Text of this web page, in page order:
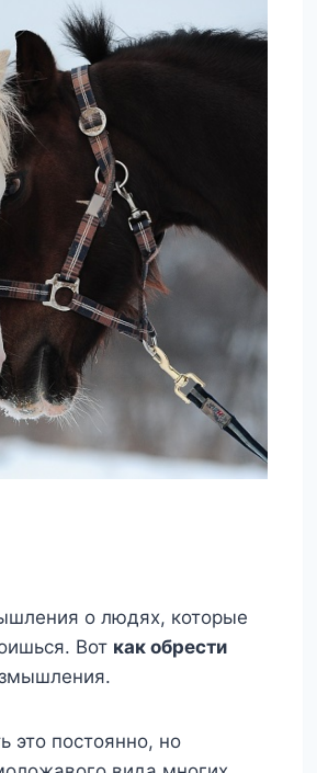
о людях, которые
Вот как обрести
это постоянно, но